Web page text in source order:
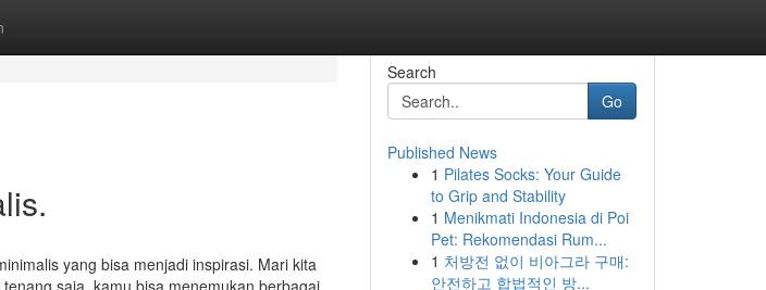
yang bisa menjadi inspirasi. Mari kita
saja, kamu bisa menemukan berbagai
Search
Go
Published News
1 Pilates Socks: Your Guide
to Grip and Stability
1 Menikmati Indonesia di Poi
Pet: Rekomendasi Rum...
1 처방전 없이 비아그라 구매:
안전하고 합법적인 방...